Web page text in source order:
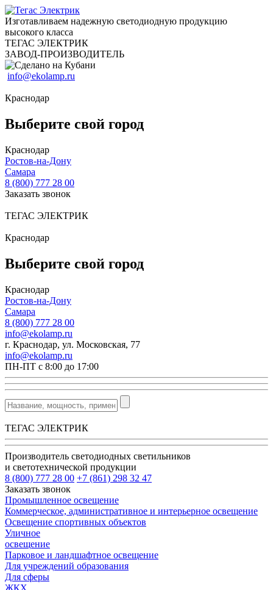
Изготавливаем надежную светодиодную продукцию
высокого класса
ТЕГАС ЭЛЕКТРИК
ЗАВОД-ПРОИЗВОДИТЕЛЬ
info@ekolamp.ru
Краснодар
Выберите свой город
Краснодар
Ростов-на-Дону
Самара
8 (800) 777 28 00
Заказать звонок
ТЕГАС ЭЛЕКТРИК
Краснодар
Выберите свой город
Краснодар
Ростов-на-Дону
Самара
8 (800) 777 28 00
info@ekolamp.ru
г. Краснодар, ул. Московская, 77
info@ekolamp.ru
ПН-ПТ с 8:00 до 17:00
ТЕГАС ЭЛЕКТРИК
Производитель светодиодных светильников
и светотехнической продукции
8 (800) 777 28 00 +7 (861) 298 32 47
Заказать звонок
Промышленное освещение
Коммерческое, административное и интерьерное освещение
Освещение спортивных объектов
Уличное
освещение
Парковое и ландшафтное освещение
Для учреждений образования
Для сферы
ЖКХ